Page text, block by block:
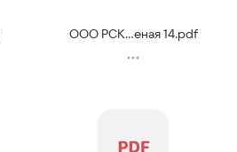
ООО РСК...еная 14.pdf